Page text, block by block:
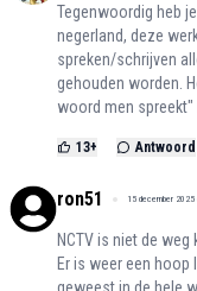
Tegenwoordig heb
negerland, deze
spreken/schrijven
gehouden worden.
woord men
13+ Antwoord
ron51 15 december
NCTV is niet de
Er is weer een
geweest in de hele